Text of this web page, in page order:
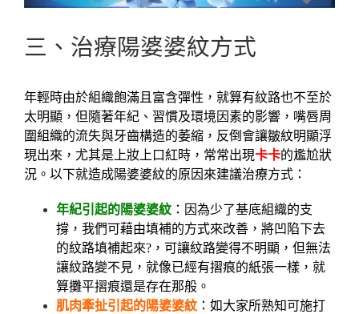
三、治療陽婆婆紋方式
年輕時由於組織飽滿且富含彈性，就算有紋路也不至於
太明顯，但隨著年紀、習慣及環境因素的影響，嘴唇周
圍組織的流失與牙齒構造的萎縮，反倒會讓皺紋明顯浮
現出來，尤其是上妝上口紅時，常常出現卡卡的尷尬狀
況。以下就造成陽婆婆紋的原因來建議治療方式：
年紀引起的陽婆婆紋 ：因為少了基底組織的支
撐，我們可藉由填補的方式來改善，將凹陷下去
的紋路填補起來?，可讓紋路變得不明顯，但無法
讓紋路變不見，就像已經有摺痕的紙張一樣，就
算攤平摺痕還是存在那般。
肌肉牽扯引起的陽婆婆紋 ：如大家所熟知可施打